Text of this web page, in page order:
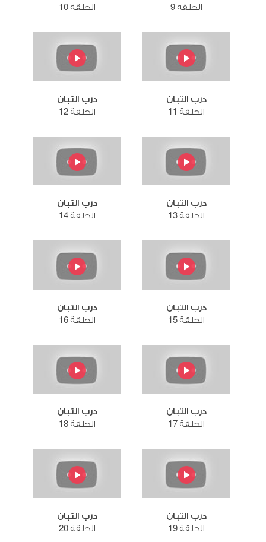
الحلقة 9
الحلقة 10
درب التبان
الحلقة 11
درب التبان
الحلقة 12
درب التبان
الحلقة 13
درب التبان
الحلقة 14
درب التبان
الحلقة 15
درب التبان
الحلقة 16
درب التبان
الحلقة 17
درب التبان
الحلقة 18
درب التبان
الحلقة 19
درب التبان
الحلقة 20